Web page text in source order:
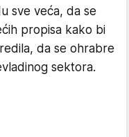
sve veća, da se
propisa kako bi
da se ohrabre
sektora.